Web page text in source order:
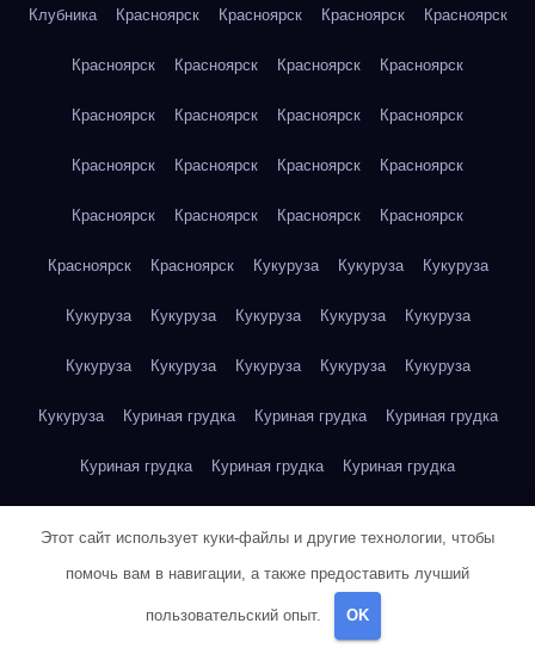
Клубника Красноярск Красноярск Красноярск Красноярск
Красноярск Красноярск Красноярск Красноярск
Красноярск Красноярск Красноярск Красноярск
Красноярск Красноярск Красноярск Красноярск
Красноярск Красноярск Красноярск Красноярск
Красноярск Красноярск Кукуруза Кукуруза Кукуруза
Кукуруза Кукуруза Кукуруза Кукуруза Кукуруза
Кукуруза Кукуруза Кукуруза Кукуруза Кукуруза
Кукуруза Куриная грудка Куриная грудка Куриная грудка
Куриная грудка Куриная грудка Куриная грудка
Куриная грудка Куриная грудка Куриная грудка
Куриная грудка Куриная грудка Куриная грудка
Этот сайт использует куки-файлы и другие технологии, чтобы
помочь вам в навигации, а также предоставить лучший
пользовательский опыт. OK